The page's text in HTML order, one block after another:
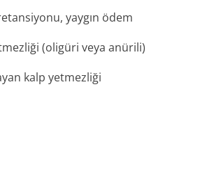
yaygın ödem
(oligüri veya anürili)
kalp yetmezliği